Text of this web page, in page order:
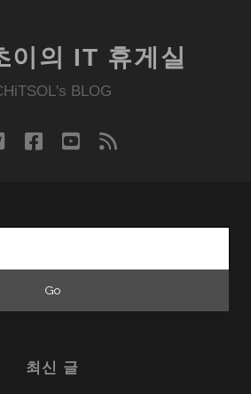
이의 IT 휴게실
BLOG
twitterfacebook
youtube
rss
최신 글